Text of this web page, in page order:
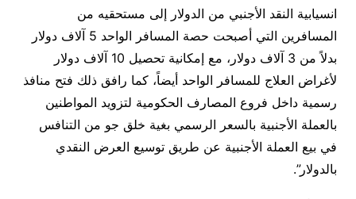
انسيابية النقد الأجنبي من الدولار إلى مستحقيه من
المسافرين التي أصبحت حصة المسافر الواحد 5 آلاف دولار
بدلاً من 3 آلاف دولار، مع إمكانية تحصيل 10 آلاف دولار
لأغراض العلاج للمسافر الواحد أيضاً، كما رافق ذلك فتح منافذ
رسمية داخل فروع المصارف الحكومية لتزويد المواطنين
بالعملة الأجنبية بالسعر الرسمي بغية خلق جو من التنافس
في بيع العملة الأجنبية عن طريق توسيع العرض النقدي
بالدولار”.